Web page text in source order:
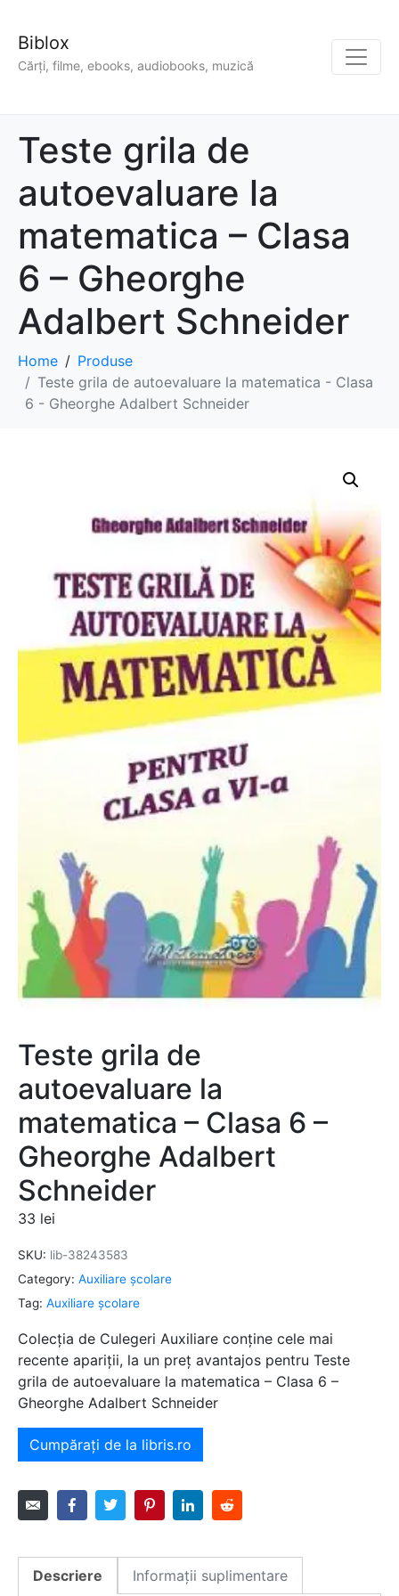
Biblox
Cărți, filme, ebooks, audiobooks, muzică
Teste grila de
autoevaluare la
matematica – Clasa
6 – Gheorghe
Adalbert Schneider
Home
Produse
Teste grila de autoevaluare la matematica - Clasa
6 - Gheorghe Adalbert Schneider
Teste grila de
autoevaluare la
matematica – Clasa 6 –
Gheorghe Adalbert
Schneider
33 lei
SKU: lib-38243583
Category: Auxiliare şcolare
Tag: Auxiliare şcolare
Colecția de Culegeri Auxiliare conține cele mai
recente apariții, la un preț avantajos pentru Teste
grila de autoevaluare la matematica – Clasa 6 –
Gheorghe Adalbert Schneider
Cumpărați de la libris.ro
Descriere Informații suplimentare